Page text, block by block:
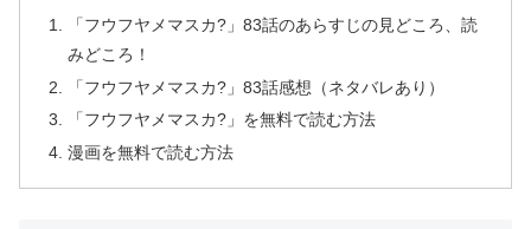
「フウフヤメマスカ?」83話のあらすじの見どころ、読
みどころ！
「フウフヤメマスカ?」83話感想（ネタバレあり）
「フウフヤメマスカ?」を無料で読む方法
漫画を無料で読む方法